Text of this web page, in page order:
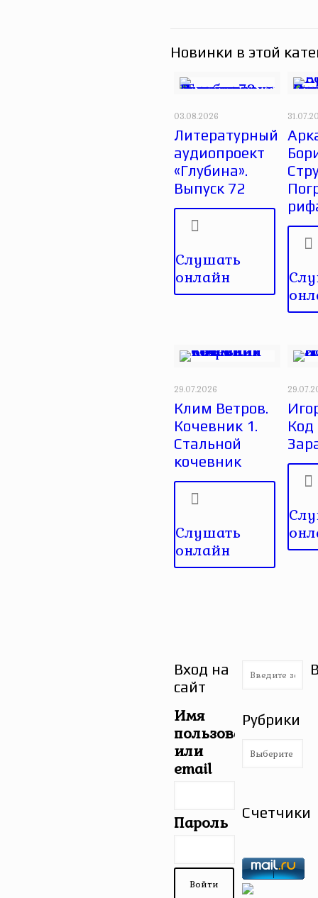
Новинки в этой
03.08.2026
Литературный
аудиопроект
«Глубина».
Выпуск 72
Слушать
онлайн
29.07.2026
Клим Ветров.
Кочевник 1.
Стальной
кочевник
Слушать
онлайн
Код
Вход на
сайт
Имя
пользователя
или
email
Пароль
Рубрики
Рубрики
Счетчики